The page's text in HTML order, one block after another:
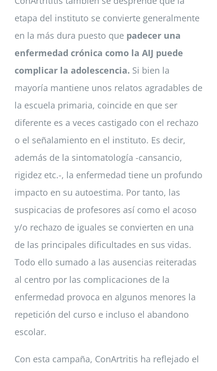
etapa del instituto se convierte generalmente
en la más dura puesto que padecer una
enfermedad crónica como la AIJ puede
complicar la adolescencia. Si bien la
mayoría mantiene unos relatos agradables de
la escuela primaria, coincide en que ser
diferente es a veces castigado con el rechazo
o el señalamiento en el instituto. Es decir,
además de la sintomatología -cansancio,
rigidez etc.-, la enfermedad tiene un profundo
impacto en su autoestima. Por tanto, las
suspicacias de profesores así como el acoso
y/o rechazo de iguales se convierten en una
de las principales dificultades en sus vidas.
Todo ello sumado a las ausencias reiteradas
al centro por las complicaciones de la
enfermedad provoca en algunos menores la
repetición del curso e incluso el abandono
escolar.
Con esta campaña, ConArtritis ha reflejado el